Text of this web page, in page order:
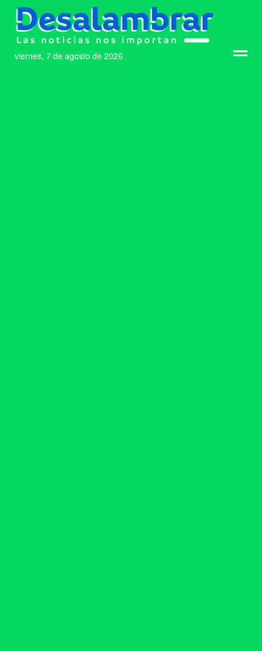
viernes, 7 de agosto de 2026